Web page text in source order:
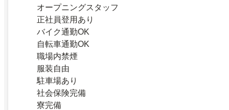
オープニングスタッフ
正社員登用あり
バイク通勤OK
自転車通勤OK
職場内禁煙
服装自由
駐車場あり
社会保険完備
寮完備